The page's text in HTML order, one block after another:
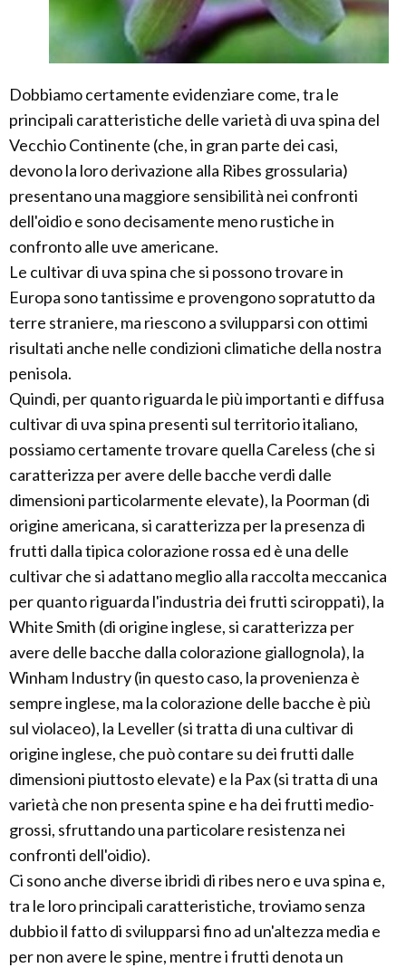
Dobbiamo certamente evidenziare come, tra le
principali caratteristiche delle varietà di uva spina del
Vecchio Continente (che, in gran parte dei casi,
devono la loro derivazione alla Ribes grossularia)
presentano una maggiore sensibilità nei confronti
dell'oidio e sono decisamente meno rustiche in
confronto alle uve americane.
Le cultivar di uva spina che si possono trovare in
Europa sono tantissime e provengono sopratutto da
terre straniere, ma riescono a svilupparsi con ottimi
risultati anche nelle condizioni climatiche della nostra
penisola.
Quindi, per quanto riguarda le più importanti e diffusa
cultivar di uva spina presenti sul territorio italiano,
possiamo certamente trovare quella Careless (che si
caratterizza per avere delle bacche verdi dalle
dimensioni particolarmente elevate), la Poorman (di
origine americana, si caratterizza per la presenza di
frutti dalla tipica colorazione rossa ed è una delle
cultivar che si adattano meglio alla raccolta meccanica
per quanto riguarda l'industria dei frutti sciroppati), la
White Smith (di origine inglese, si caratterizza per
avere delle bacche dalla colorazione giallognola), la
Winham Industry (in questo caso, la provenienza è
sempre inglese, ma la colorazione delle bacche è più
sul violaceo), la Leveller (si tratta di una cultivar di
origine inglese, che può contare su dei frutti dalle
dimensioni piuttosto elevate) e la Pax (si tratta di una
varietà che non presenta spine e ha dei frutti medio-
grossi, sfruttando una particolare resistenza nei
confronti dell'oidio).
Ci sono anche diverse ibridi di ribes nero e uva spina e,
tra le loro principali caratteristiche, troviamo senza
dubbio il fatto di svilupparsi fino ad un'altezza media e
per non avere le spine, mentre i frutti denota un